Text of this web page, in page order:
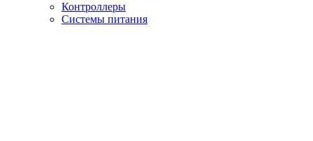
Контроллеры
Системы питания